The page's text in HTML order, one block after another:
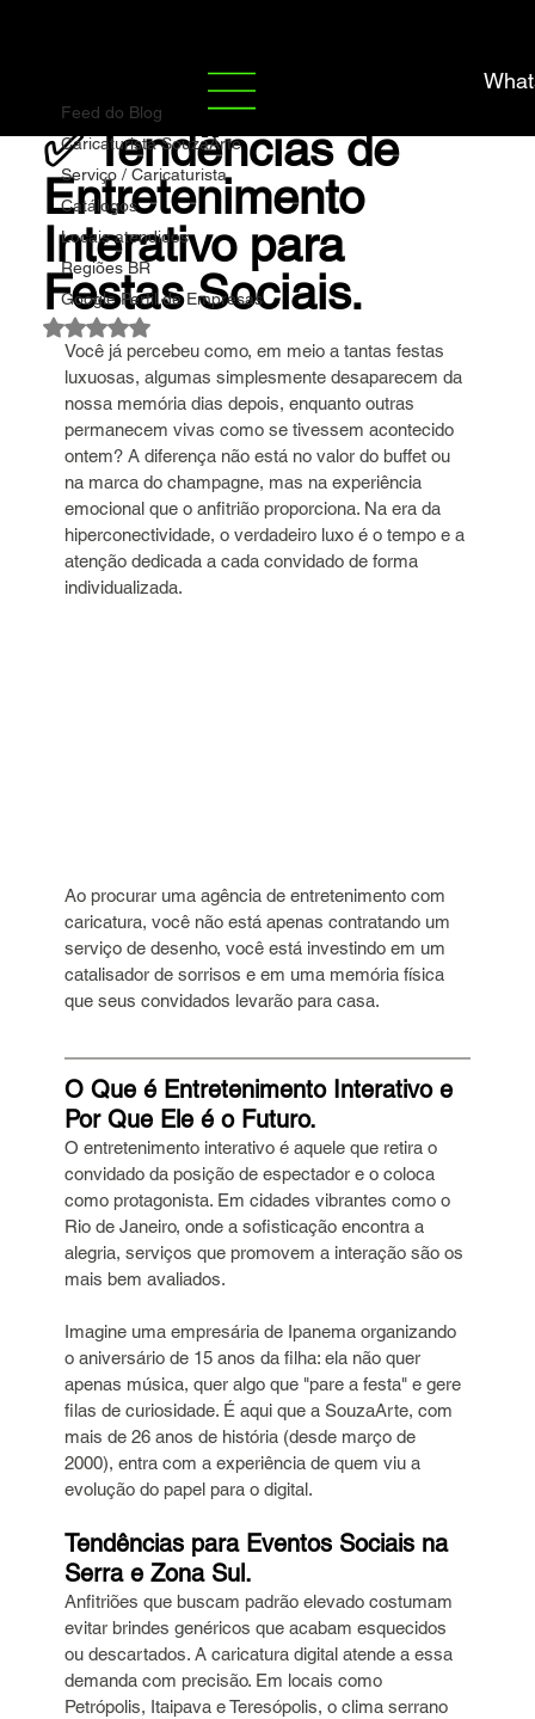
Feed do Blog
Caricaturista SouzaArte
Serviço / Caricaturista
Catálogos
Locais atendidos
Regiões BR
Google Perfil de Empresas
✅ Tendências de
Entretenimento
Interativo para
Festas Sociais.
Marco Souza 28 de jul. 4 min de leitura
Avaliado com NaN de 5 estrelas.
Você já percebeu como, em meio a tantas festas
luxuosas, algumas simplesmente desaparecem da
nossa memória dias depois, enquanto outras
permanecem vivas como se tivessem acontecido
ontem? A diferença não está no valor do buffet ou
na marca do champagne, mas na experiência
emocional que o anfitrião proporciona. Na era da
hiperconectividade, o verdadeiro luxo é o tempo e a
atenção dedicada a cada convidado de forma
individualizada.
Ao procurar uma agência de entretenimento com
caricatura, você não está apenas contratando um
serviço de desenho, você está investindo em um
catalisador de sorrisos e em uma memória física
que seus convidados levarão para casa.
O Que é Entretenimento Interativo e
Por Que Ele é o Futuro.
O entretenimento interativo é aquele que retira o
convidado da posição de espectador e o coloca
como protagonista. Em cidades vibrantes como o
Rio de Janeiro, onde a sofisticação encontra a
alegria, serviços que promovem a interação são os
mais bem avaliados.
Imagine uma empresária de Ipanema organizando
o aniversário de 15 anos da filha: ela não quer
apenas música, quer algo que "pare a festa" e gere
filas de curiosidade. É aqui que a SouzaArte, com
mais de 26 anos de história (desde março de
2000), entra com a experiência de quem viu a
evolução do papel para o digital.
Tendências para Eventos Sociais na
Serra e Zona Sul.
Anfitriões que buscam padrão elevado costumam
evitar brindes genéricos que acabam esquecidos
ou descartados. A caricatura digital atende a essa
demanda com precisão. Em locais como
Petrópolis, Itaipava e Teresópolis, o clima serrano